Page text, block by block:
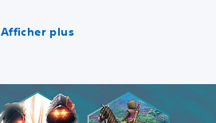
Afficher plus